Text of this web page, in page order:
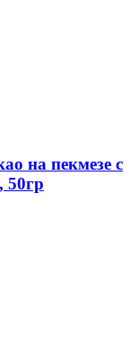
на пекмезе с
50гр